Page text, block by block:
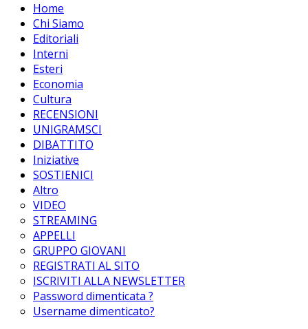
Home
Chi Siamo
Editoriali
Interni
Esteri
Economia
Cultura
RECENSIONI
UNIGRAMSCI
DIBATTITO
Iniziative
SOSTIENICI
Altro
VIDEO
STREAMING
APPELLI
GRUPPO GIOVANI
REGISTRATI AL SITO
ISCRIVITI ALLA NEWSLETTER
Password dimenticata ?
Username dimenticato?